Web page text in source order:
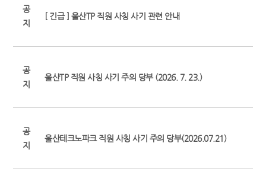
공
지
[ 긴급 ] 울산TP 직원 사칭 사기 관련 안내
공
지
울산TP 직원 사칭 사기 주의 당부 (2026. 7. 23.)
공
지
울산테크노파크 직원 사칭 사기 주의 당부(2026.07.21)